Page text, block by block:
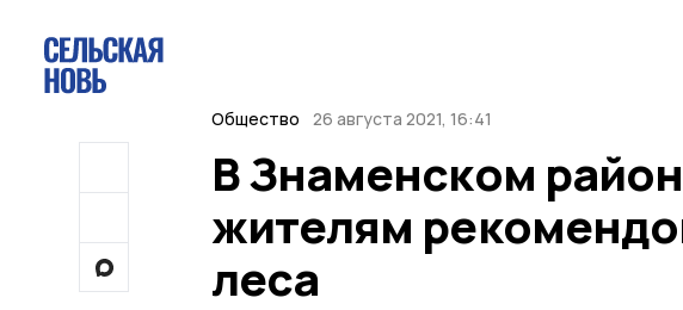
Общество 26 августа 2021, 16:41
В Знаменском
жителям
леса